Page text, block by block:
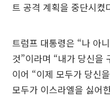
트 공격 계획을 중단시켰
트럼프 대통령은 “나 아
것”이라며 “내가 당신을
이어 “이제 모두가 당신
모두가 이스라엘을 싫어